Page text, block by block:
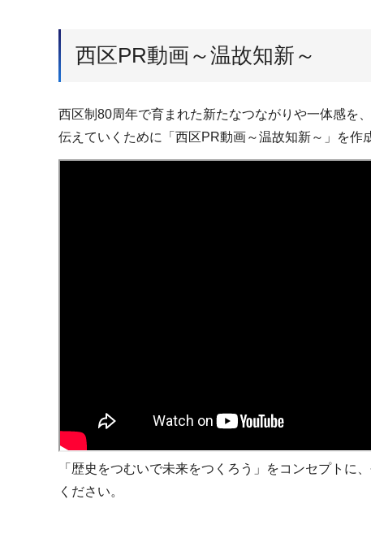
西区PR動画～温故知新～
西区制80周年で育まれた新たなつながりや一体感を
伝えていくために「西区PR動画～温故知新～」を作
「歴史をつむいで未来をつくろう」をコンセプト
ください。